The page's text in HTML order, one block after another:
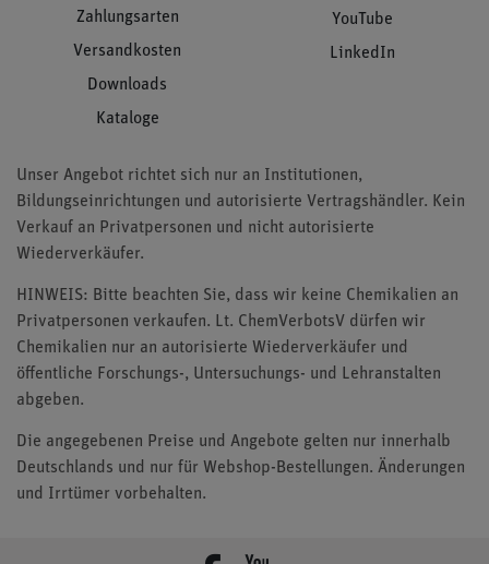
Zahlungsarten
Versandkosten
Downloads
Kataloge
YouTube
LinkedIn
Unser Angebot richtet sich nur an Institutionen,
Bildungseinrichtungen und autorisierte Vertragshändler. Kein
Verkauf an Privatpersonen und nicht autorisierte
Wiederverkäufer.
HINWEIS: Bitte beachten Sie, dass wir keine Chemikalien an
Privatpersonen verkaufen. Lt. ChemVerbotsV dürfen wir
Chemikalien nur an autorisierte Wiederverkäufer und
öffentliche Forschungs-, Untersuchungs- und Lehranstalten
abgeben.
Die angegebenen Preise und Angebote gelten nur innerhalb
Deutschlands und nur für Webshop-Bestellungen. Änderungen
und Irrtümer vorbehalten.